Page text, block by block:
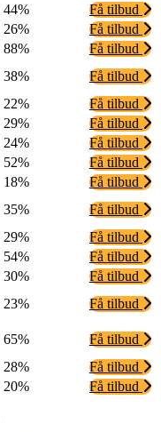
44%
Få tilbud
26%
Få tilbud
88%
Få tilbud
38%
Få tilbud
22%
Få tilbud
29%
Få tilbud
24%
Få tilbud
52%
Få tilbud
18%
Få tilbud
35%
Få tilbud
29%
Få tilbud
54%
Få tilbud
30%
Få tilbud
23%
Få tilbud
65%
Få tilbud
28%
Få tilbud
20%
Få tilbud